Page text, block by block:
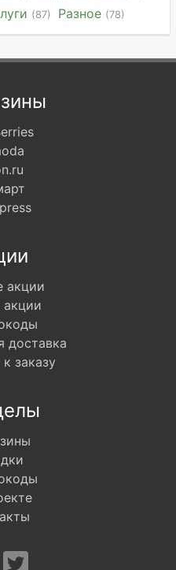
(87) Разное (78)
акции
доставка
заказу